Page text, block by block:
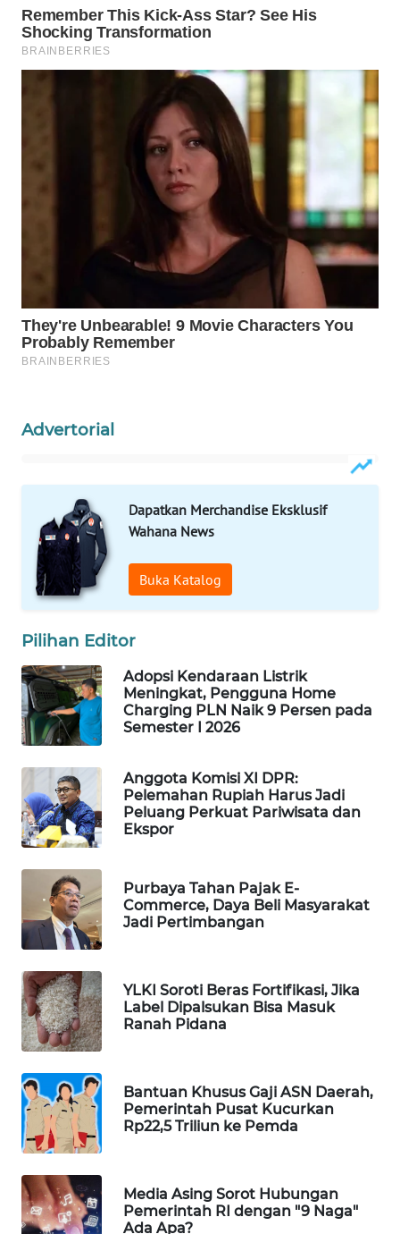
Advertorial
Dapatkan Merchandise Eksklusif
Wahana News
Buka Katalog
Pilihan Editor
Adopsi Kendaraan Listrik
Meningkat, Pengguna Home
Charging PLN Naik 9 Persen pada
Semester I 2026
Anggota Komisi XI DPR:
Pelemahan Rupiah Harus Jadi
Peluang Perkuat Pariwisata dan
Ekspor
Purbaya Tahan Pajak E-
Commerce, Daya Beli Masyarakat
Jadi Pertimbangan
YLKI Soroti Beras Fortifikasi, Jika
Label Dipalsukan Bisa Masuk
Ranah Pidana
Bantuan Khusus Gaji ASN Daerah,
Pemerintah Pusat Kucurkan
Rp22,5 Triliun ke Pemda
Media Asing Sorot Hubungan
Pemerintah RI dengan "9 Naga"
Ada Apa?
KONSUMEN
WAHANA
WAHANANEWS
WAHANANEWS
CO ID
WAHANA
UMKM
WAHANA
SELEB
PERSONA
WAHANA
OTOMOTIF
WAHANA
HEALTH
WAHANA
DESA
WISATA
LAPAK
Wahana
Network
LISTRIK
MASYARAKAT
KELISTRIKAN
WALINKI
ID